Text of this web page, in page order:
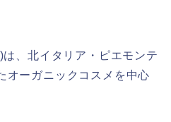
、北イタリア・ピエモンテ
オーガニックコスメを中心